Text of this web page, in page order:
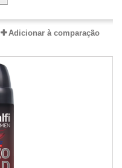
Adicionar à comparação